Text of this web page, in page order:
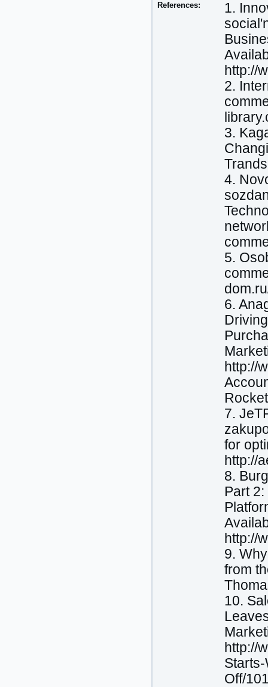
References:
1.
http://
2.
3.
4.
5.
6.
http://
7.
for
http://
8.
Part
http://
9.
from
10.
http://
Off/